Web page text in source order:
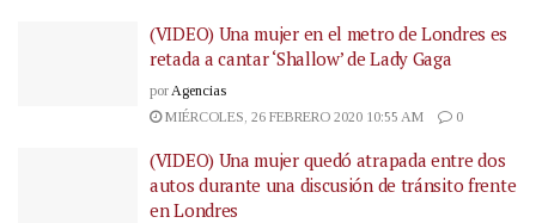
(VIDEO) Una mujer en el metro de Londres es
retada a cantar ‘Shallow’ de Lady Gaga
por Agencias
MIÉRCOLES, 26 FEBRERO 2020 10:55 AM
0
(VIDEO) Una mujer quedó atrapada entre dos
autos durante una discusión de tránsito frente
en Londres